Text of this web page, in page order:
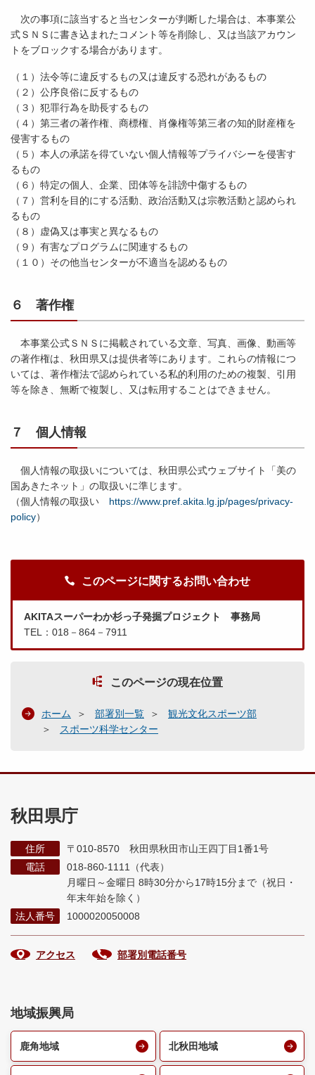
次の事項に該当すると当センターが判断した場合は、本事業公
式ＳＮＳに書き込まれたコメント等を削除し、又は当該アカウン
トをブロックする場合があります。
（１）法令等に違反するもの又は違反する恐れがあるもの
（２）公序良俗に反するもの
（３）犯罪行為を助長するもの
（４）第三者の著作権、商標権、肖像権等第三者の知的財産権を
侵害するもの
（５）本人の承諾を得ていない個人情報等プライバシーを侵害す
るもの
（６）特定の個人、企業、団体等を誹謗中傷するもの
（７）営利を目的にする活動、政治活動又は宗教活動と認められ
るもの
（８）虚偽又は事実と異なるもの
（９）有害なプログラムに関連するもの
（１０）その他当センターが不適当を認めるもの
６ 著作権
本事業公式ＳＮＳに掲載されている文章、写真、画像、動画等
の著作権は、秋田県又は提供者等にあります。これらの情報につ
いては、著作権法で認められている私的利用のための複製、引用
等を除き、無断で複製し、又は転用することはできません。
７ 個人情報
個人情報の取扱いについては、秋田県公式ウェブサイト「美の
国あきたネット」の取扱いに準じます。
（個人情報の取扱い https://www.pref.akita.lg.jp/pages/privacy-
policy）
このページに関するお問い合わせ
AKITAスーパーわか杉っ子発掘プロジェクト 事務局
TEL：018－864－7911
このページの現在位置
ホーム 部署別一覧
観光文化スポーツ部
スポーツ科学センター
秋田県庁
住所
〒010-8570 秋田県秋田市山王四丁目1番1号
電話
018-860-1111（代表）
月曜日～金曜日 8時30分から17時15分まで （祝日・
年末年始を除く）
法人番号
1000020050008
アクセス 部署別電話番号
地域振興局
鹿角地域 北秋田地域